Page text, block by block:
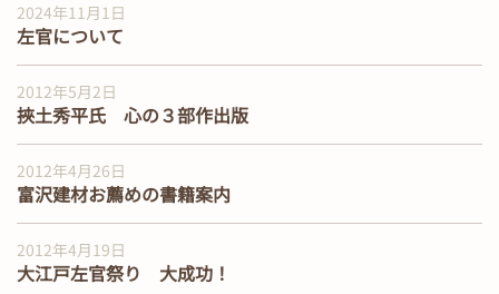
2024年11月1日
左官について
2012年5月2日
挾土秀平氏 心の３部作出版
2012年4月26日
富沢建材お薦めの書籍案内
2012年4月19日
大江戸左官祭り 大成功！